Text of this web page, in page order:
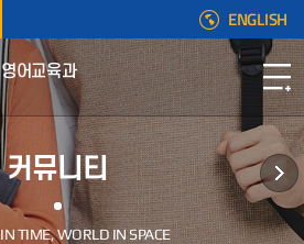
ENGLISH
영어교육과
커뮤니티